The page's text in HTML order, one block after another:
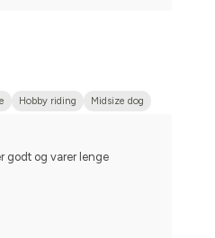
Hobby riding
Midsize dog
godt og varer lenge